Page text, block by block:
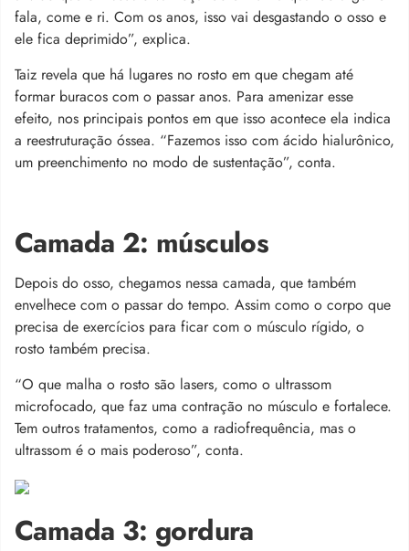
fala, come e ri. Com os anos, isso vai desgastando o osso e
ele fica deprimido”, explica.
Taiz revela que há lugares no rosto em que chegam até
formar buracos com o passar anos. Para amenizar esse
efeito, nos principais pontos em que isso acontece ela indica
a reestruturação óssea. “Fazemos isso com ácido hialurônico,
um preenchimento no modo de sustentação”, conta.
Camada 2: músculos
Depois do osso, chegamos nessa camada, que também
envelhece com o passar do tempo. Assim como o corpo que
precisa de exercícios para ficar com o músculo rígido, o
rosto também precisa.
“O que malha o rosto são lasers, como o ultrassom
microfocado, que faz uma contração no músculo e fortalece.
Tem outros tratamentos, como a radiofrequência, mas o
ultrassom é o mais poderoso”, conta.
Camada 3: gordura